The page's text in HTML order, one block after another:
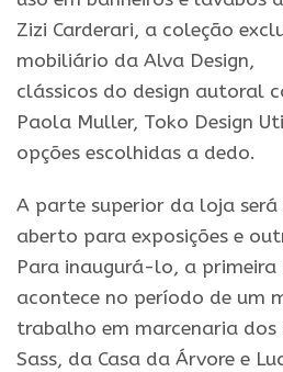
Zizi Carderari, a coleção
mobiliário da Alva Design,
clássicos do design autoral
Paola Muller, Toko Design
opções escolhidas a dedo.
A parte superior da loja
aberto para exposições e
Para inaugurá-lo, a primeira
acontece no período de um
trabalho em marcenaria
Sass, da Casa da Árvore e